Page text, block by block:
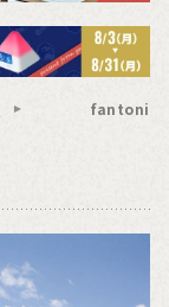
fantoni